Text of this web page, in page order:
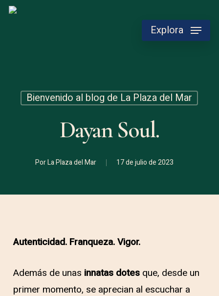
Skip
Explora
Bienvenido al blog de La Plaza del Mar
Dayan Soul.
PorLa Plaza del Mar 17 de julio de 2023
Autenticidad. Franqueza. Vigor.
Además de unas innatas dotesque, desde un
primer momento, se aprecian al escuchar a